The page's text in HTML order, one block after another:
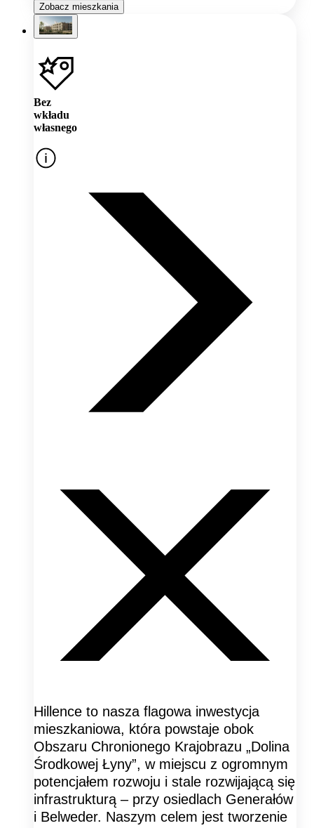
Zobacz mieszkania
Bez
wkładu
własnego
Hillence to nasza flagowa inwestycja
mieszkaniowa, która powstaje obok
Obszaru Chronionego Krajobrazu „Dolina
Środkowej Łyny”, w miejscu z ogromnym
potencjałem rozwoju i stale rozwijającą się
infrastrukturą – przy osiedlach Generałów
i Belweder. Naszym celem jest tworzenie